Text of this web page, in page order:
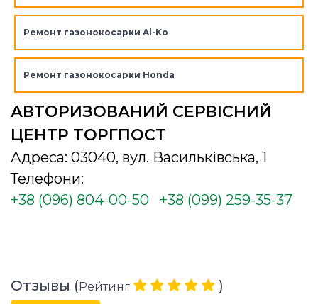
Ремонт газонокосарки Al-Ko
Ремонт газонокосарки Honda
АВТОРИЗОВАНИЙ СЕРВІСНИЙ
ЦЕНТР ТОРГПОСТ
Адреса: 03040, вул. Васильківська, 1
Телефони:
+38 (096) 804-00-50
+38 (099) 259-35-37
Отзывы (Рейтинг )